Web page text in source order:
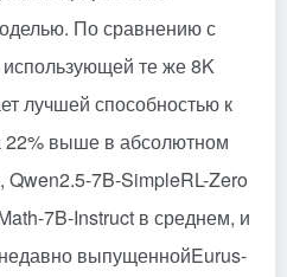
По сравнению с
те же 8K
лучшей способностью к
выше в абсолютном
7B-SimpleRL-Zero
7B-Instruct в среднем, и
выпущеннойEurus-